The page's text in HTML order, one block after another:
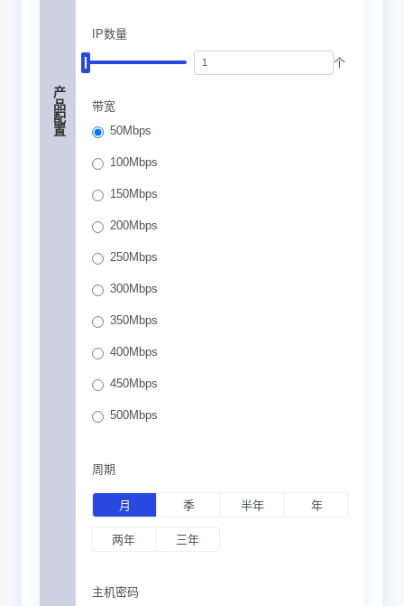
产品配置
IP数量
个
带宽
50Mbps
100Mbps
150Mbps
200Mbps
250Mbps
300Mbps
350Mbps
400Mbps
450Mbps
500Mbps
周期
月 季 半年 年
两年 三年
主机密码